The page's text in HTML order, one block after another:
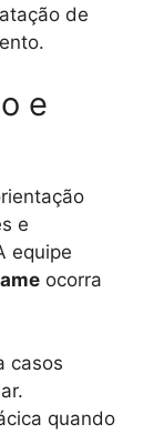
de
e
e
equipe
ocorra
casos
quando